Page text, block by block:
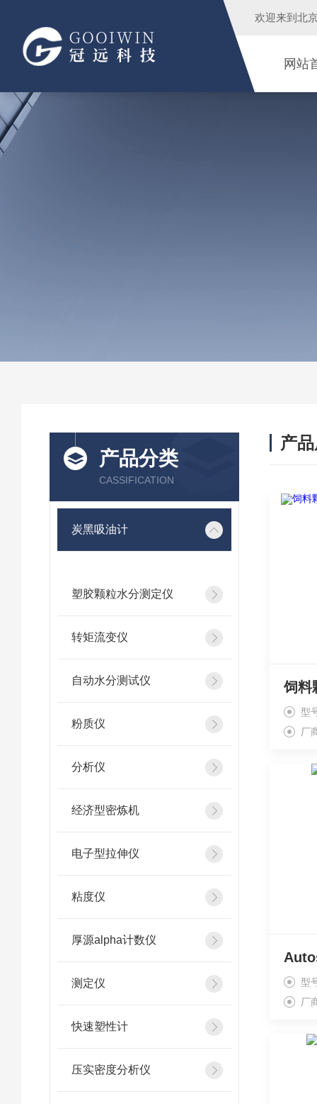
欢迎来到 北
网站
产品分类
CASSIFICATION
炭黑吸油计
塑胶颗粒水分测定仪
转矩流变仪
自动水分测试仪
粉质仪
分析仪
经济型密炼机
电子型拉伸仪
粘度仪
厚源alpha计数仪
测定仪
快速塑性计
压实密度分析仪
产
型
厂
型
厂